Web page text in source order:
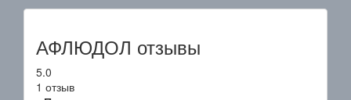
АФЛЮДОЛ отзывы
5.0
1 отзыв